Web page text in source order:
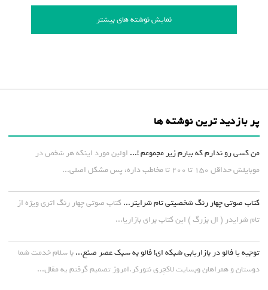
نمایش نوشته های بیشتر
پر بازدید ترین نوشته ها
من کسی رو ندارم که بیارم زیر مجموعم !... اولین مورد اینکه هر شخص در
موبایلش حداقل ۱۵۰ تا ۲۰۰ تا مخاطب داره، پس مشکل اصلی...
کتاب صوتی چهار رنگ شخصیتی تام شرایتر... کتاب صوتی چهار رنگ اثری ویژه از
تام شرایدر ( ال بزرگ ) این کتاب برای بازاریا...
توجیه یا فالو در بازاریابی شبکه ای! فالو به سبک عصر صنع... با سلام خدمت شما
دوستان و همراهان وبسایت لاکچری نتورکر.امروز تصمیم گرفتم یه مقال...